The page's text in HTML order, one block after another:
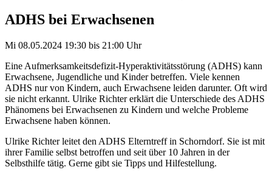
ADHS bei Erwachsenen
Mi 08.05.2024 19:30 bis 21:00 Uhr
Eine Aufmerksamkeitsdefizit-Hyperaktivitätsstörung (ADHS) kann
Erwachsene, Jugendliche und Kinder betreffen. Viele kennen
ADHS nur von Kindern, auch Erwachsene leiden darunter. Oft wird
sie nicht erkannt. Ulrike Richter erklärt die Unterschiede des ADHS
Phänomens bei Erwachsenen zu Kindern und welche Probleme
Erwachsene haben können.
Ulrike Richter leitet den ADHS Elterntreff in Schorndorf. Sie ist mit
ihrer Familie selbst betroffen und seit über 10 Jahren in der
Selbsthilfe tätig. Gerne gibt sie Tipps und Hilfestellung.